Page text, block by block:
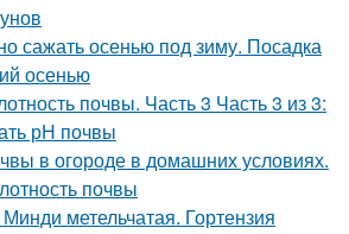
сажать осенью под зиму. Посадка
осенью
почвы. Часть 3 Часть 3 из 3:
рН почвы
в огороде в домашних условиях.
почвы
метельчатая. Гортензия